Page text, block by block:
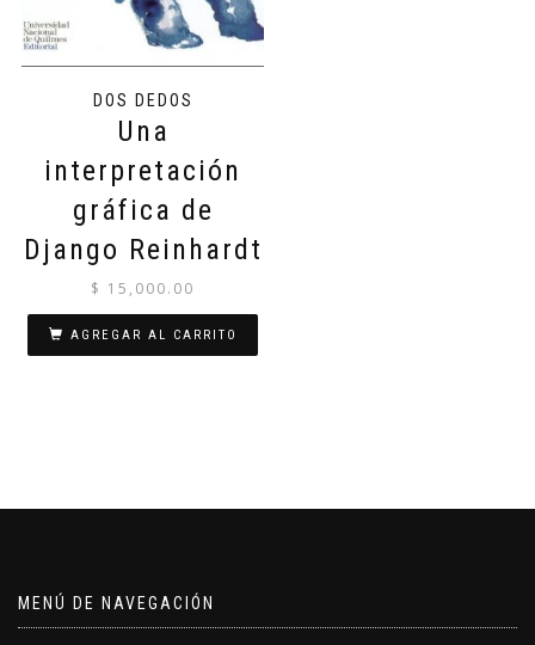
DOS DEDOS
Una
interpretación
gráfica de
Django Reinhardt
$ 15,000.00
AGREGAR AL CARRITO
MENÚ DE NAVEGACIÓN